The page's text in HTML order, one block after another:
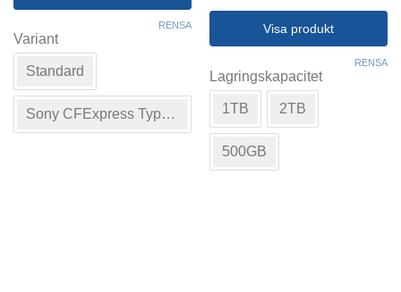
här
produkten
har
flera
varianter.
De
Variant
Standard
Sony CFExpress Type A
RENSA
till
7,799 kr
Visa produkt
här
produkten
har
flera
varianter.
De
Lagringskapacitet
1TB 2TB
500GB
RENSA